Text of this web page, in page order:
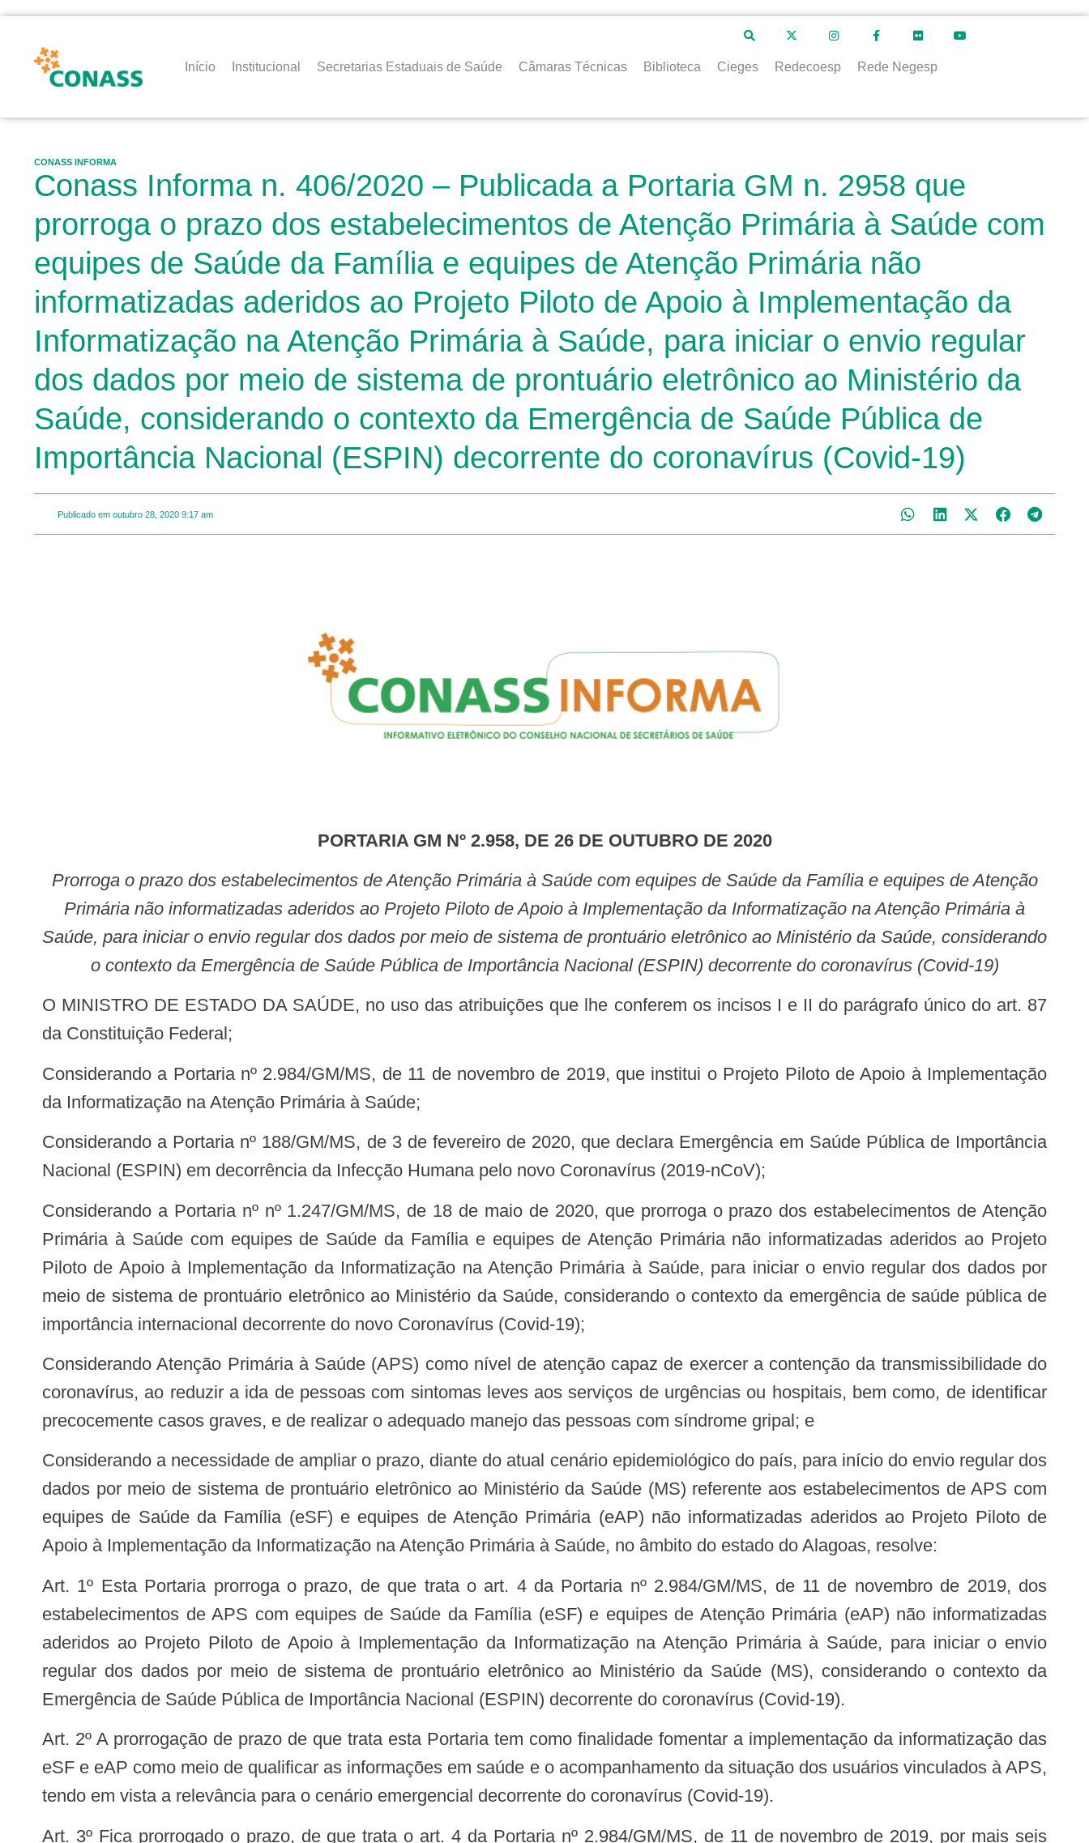
Início Institucional Secretarias Estaduais de Saúde Câmaras Técnicas Biblioteca Cieges Redecoesp Rede Negesp
CONASS INFORMA
Conass Informa n. 406/2020 – Publicada a Portaria GM n. 2958 que
prorroga o prazo dos estabelecimentos de Atenção Primária à Saúde com
equipes de Saúde da Família e equipes de Atenção Primária não
informatizadas aderidos ao Projeto Piloto de Apoio à Implementação da
Informatização na Atenção Primária à Saúde, para iniciar o envio regular
dos dados por meio de sistema de prontuário eletrônico ao Ministério da
Saúde, considerando o contexto da Emergência de Saúde Pública de
Importância Nacional (ESPIN) decorrente do coronavírus (Covid-19)
Publicado em outubro 28, 2020 9:17 am
PORTARIA GM Nº 2.958, DE 26 DE OUTUBRO DE 2020
Prorroga o prazo dos estabelecimentos de Atenção Primária à Saúde com equipes de Saúde da Família e equipes de Atenção
Primária não informatizadas aderidos ao Projeto Piloto de Apoio à Implementação da Informatização na Atenção Primária à
Saúde, para iniciar o envio regular dos dados por meio de sistema de prontuário eletrônico ao Ministério da Saúde, considerando
o contexto da Emergência de Saúde Pública de Importância Nacional (ESPIN) decorrente do coronavírus (Covid-19)
O MINISTRO DE ESTADO DA SAÚDE, no uso das atribuições que lhe conferem os incisos I e II do parágrafo único do art. 87
da Constituição Federal;
Considerando a Portaria nº 2.984/GM/MS, de 11 de novembro de 2019, que institui o Projeto Piloto de Apoio à Implementação
da Informatização na Atenção Primária à Saúde;
Considerando a Portaria nº 188/GM/MS, de 3 de fevereiro de 2020, que declara Emergência em Saúde Pública de Importância
Nacional (ESPIN) em decorrência da Infecção Humana pelo novo Coronavírus (2019-nCoV);
Considerando a Portaria nº nº 1.247/GM/MS, de 18 de maio de 2020, que prorroga o prazo dos estabelecimentos de Atenção
Primária à Saúde com equipes de Saúde da Família e equipes de Atenção Primária não informatizadas aderidos ao Projeto
Piloto de Apoio à Implementação da Informatização na Atenção Primária à Saúde, para iniciar o envio regular dos dados por
meio de sistema de prontuário eletrônico ao Ministério da Saúde, considerando o contexto da emergência de saúde pública de
importância internacional decorrente do novo Coronavírus (Covid-19);
Considerando Atenção Primária à Saúde (APS) como nível de atenção capaz de exercer a contenção da transmissibilidade do
coronavírus, ao reduzir a ida de pessoas com sintomas leves aos serviços de urgências ou hospitais, bem como, de identificar
precocemente casos graves, e de realizar o adequado manejo das pessoas com síndrome gripal; e
Considerando a necessidade de ampliar o prazo, diante do atual cenário epidemiológico do país, para início do envio regular dos
dados por meio de sistema de prontuário eletrônico ao Ministério da Saúde (MS) referente aos estabelecimentos de APS com
equipes de Saúde da Família (eSF) e equipes de Atenção Primária (eAP) não informatizadas aderidos ao Projeto Piloto de
Apoio à Implementação da Informatização na Atenção Primária à Saúde, no âmbito do estado do Alagoas, resolve:
Art. 1º Esta Portaria prorroga o prazo, de que trata o art. 4 da Portaria nº 2.984/GM/MS, de 11 de novembro de 2019, dos
estabelecimentos de APS com equipes de Saúde da Família (eSF) e equipes de Atenção Primária (eAP) não informatizadas
aderidos ao Projeto Piloto de Apoio à Implementação da Informatização na Atenção Primária à Saúde, para iniciar o envio
regular dos dados por meio de sistema de prontuário eletrônico ao Ministério da Saúde (MS), considerando o contexto da
Emergência de Saúde Pública de Importância Nacional (ESPIN) decorrente do coronavírus (Covid-19).
Art. 2º A prorrogação de prazo de que trata esta Portaria tem como finalidade fomentar a implementação da informatização das
eSF e eAP como meio de qualificar as informações em saúde e o acompanhamento da situação dos usuários vinculados à APS,
tendo em vista a relevância para o cenário emergencial decorrente do coronavírus (Covid-19).
Art. 3º Fica prorrogado o prazo, de que trata o art. 4 da Portaria nº 2.984/GM/MS, de 11 de novembro de 2019, por mais seis